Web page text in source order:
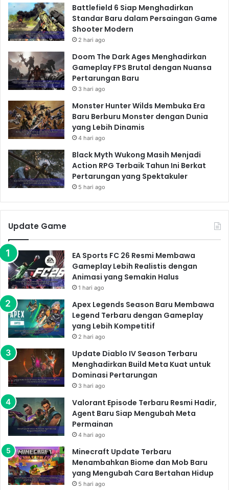
Battlefield 6 Siap Menghadirkan
Standar Baru dalam Persaingan Game
Shooter Modern
2 hari ago
Doom The Dark Ages Menghadirkan
Gameplay FPS Brutal dengan Nuansa
Pertarungan Baru
3 hari ago
Monster Hunter Wilds Membuka Era
Baru Berburu Monster dengan Dunia
yang Lebih Dinamis
4 hari ago
Black Myth Wukong Masih Menjadi
Action RPG Terbaik Tahun Ini Berkat
Pertarungan yang Spektakuler
5 hari ago
Update Game
EA Sports FC 26 Resmi Membawa
Gameplay Lebih Realistis dengan
Animasi yang Semakin Halus
1 hari ago
Apex Legends Season Baru Membawa
Legend Terbaru dengan Gameplay
yang Lebih Kompetitif
2 hari ago
Update Diablo IV Season Terbaru
Menghadirkan Build Meta Kuat untuk
Dominasi Pertarungan
3 hari ago
Valorant Episode Terbaru Resmi Hadir,
Agent Baru Siap Mengubah Meta
Permainan
4 hari ago
Minecraft Update Terbaru
Menambahkan Biome dan Mob Baru
yang Mengubah Cara Bertahan Hidup
5 hari ago